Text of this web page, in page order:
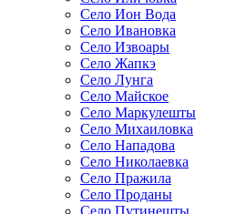
Село Ион Вода
Село Ивановка
Село Извоары
Село Жапкэ
Село Лунга
Село Майское
Село Маркулешты
Село Михаиловка
Село Нападова
Село Николаевка
Село Пражила
Село Проданы
Село Путинешты